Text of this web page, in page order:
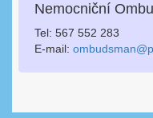
Nemocniční
Tel: 567 552 283
E-mail: